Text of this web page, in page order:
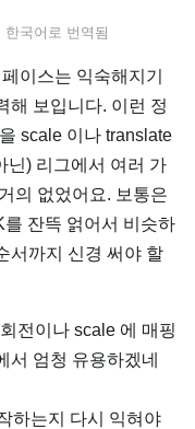
한국어 로 번역됨
이스는 익숙해지기
해 보입니다. 이런 정
scale 이나 translate
닌) 리그에서 여러 가
의 없었어요. 보통은
잔뜩 얽어서 비슷하
서까지 신경 써야 할
전이나 scale 에 매핑
서 엄청 유용하겠네
하는지 다시 익혀야